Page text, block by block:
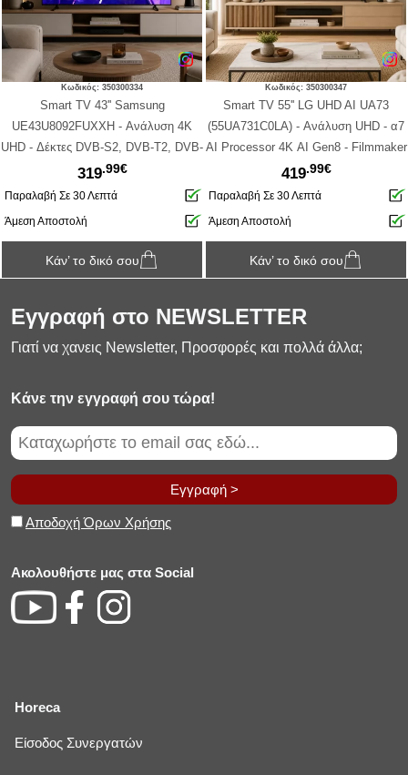
Κωδικός: 350300334
Smart TV 43'' Samsung
UE43U8092FUXXH - Ανάλυση 4K
UHD - Δέκτες DVB-S2, DVB-T2, DVB-
C - 3x HDMI, USB-A - Black
319.99€
Παραλαβή Σε 30 Λεπτά
Άμεση Αποστολή
Κάν’ το δικό σου
Κωδικός: 350300347
Smart TV 55'' LG UHD AI UA73
(55UA731C0LA) - Ανάλυση UHD - α7
AI Processor 4K ΑΙ Gen8 - Filmmaker
mode™ - HDR10, DVB-T2/C/S2, 3x
HDMI, Wi-Fi, Bluetooth (2025)
419.99€
Παραλαβή Σε 30 Λεπτά
Άμεση Αποστολή
Κάν’ το δικό σου
Εγγραφή στο NEWSLETTER
Γιατί να χανεις Newsletter, Προσφορές και πολλά άλλα;
Κάνε την εγγραφή σου τώρα!
Εγγραφή >
Αποδοχή Όρων Χρήσης
Ακολουθήστε μας στα Social
Horeca
Είσοδος Συνεργατών